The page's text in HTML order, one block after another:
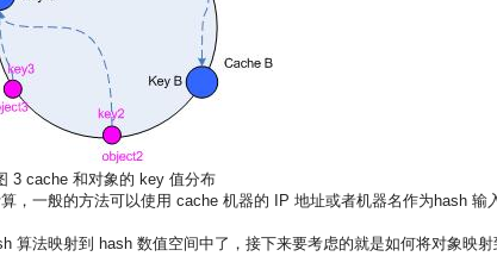
3 cache 和对象的 key 值分布
，一般的方法可以使用 cache 机器的 IP 地址或者机器名作为hash 输
算法映射到 hash 数值空间中了，接下来要考虑的就是如何将对象映射